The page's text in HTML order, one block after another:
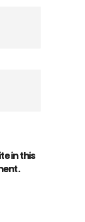
in this